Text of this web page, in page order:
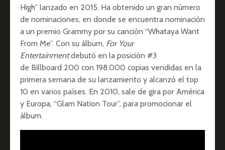
High” lanzado en 2015. Ha obtenido un gran número
de nominaciones, en donde se encuentra nominación
a un premio Grammy por su canción “Whataya Want
From Me”. Con su álbum, For Your
Entertainmentdebutó en la posición #3
de Billboard 200 con 198.000 copias vendidas en la
primera semana de su lanzamiento y alcanzó el top
10 en varios países. En 2010, sale de gira por América
y Europa, “Glam Nation Tour”, para promocionar el
álbum.